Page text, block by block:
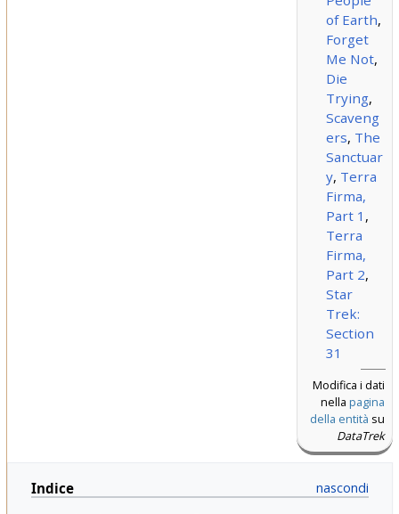
of Earth,
Forget
Me Not,
Die
Trying,
Scaveng
ers, The
Sanctuar
y, Terra
Firma,
Part 1 ,
Terra
Firma,
Part 2,
Star
Trek:
Section
31
Modifica i dati
nella pagina
della entità su
DataTrek
Indice